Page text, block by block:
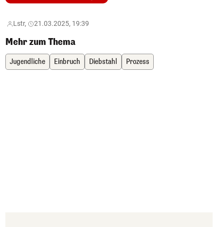
Lstr, 21.03.2025, 19:39
Mehr zum Thema
Jugendliche Einbruch Diebstahl Prozess